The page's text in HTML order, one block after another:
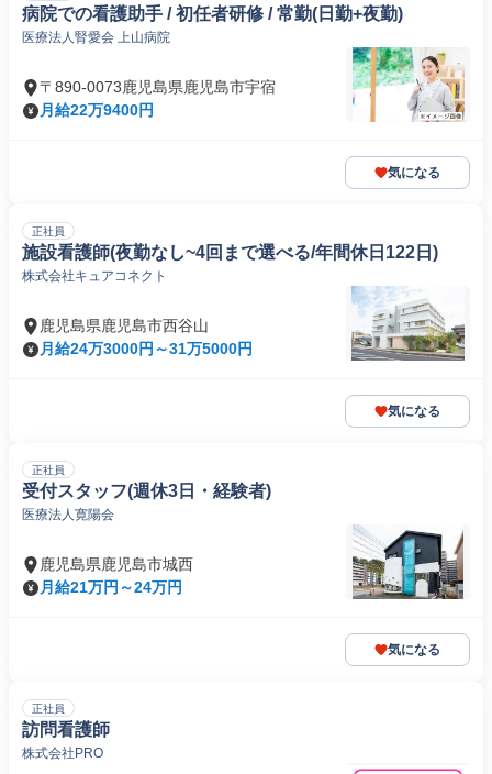
病院での看護助手 / 初任者研修 / 常勤(日勤+夜勤)
医療法人腎愛会 上山病院
〒890-0073鹿児島県鹿児島市宇宿
月給22万9400円
気になる
正社員
施設看護師(夜勤なし~4回まで選べる/年間休日122日)
株式会社キュアコネクト
鹿児島県鹿児島市西谷山
月給24万3000円～31万5000円
気になる
正社員
受付スタッフ(週休3日・経験者)
医療法人寛陽会
鹿児島県鹿児島市城西
月給21万円～24万円
気になる
正社員
訪問看護師
株式会社PRO